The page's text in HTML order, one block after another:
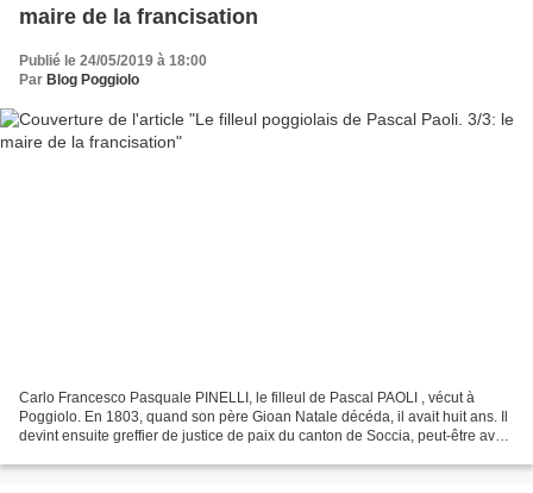
maire de la francisation
Publié le 24/05/2019 à 18:00
Par Blog Poggiolo
Carlo Francesco Pasquale PINELLI, le filleul de Pascal PAOLI , vécut à
Poggiolo. En 1803, quand son père Gioan Natale décéda, il avait huit ans. Il
devint ensuite greffier de justice de paix du canton de Soccia, peut-être avec